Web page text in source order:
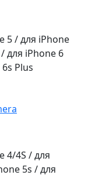
5 / для iPhone
для iPhone 6
Plus
4/4S / для
5s / для